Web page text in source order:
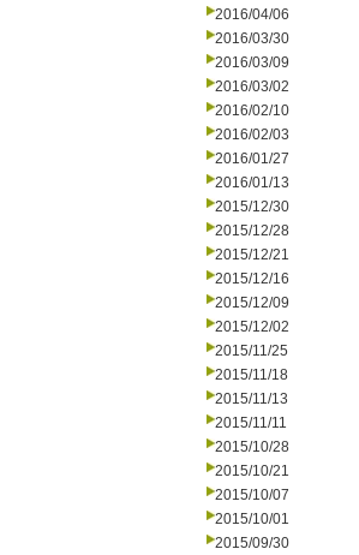
2016/04/06
2016/03/30
2016/03/09
2016/03/02
2016/02/10
2016/02/03
2016/01/27
2016/01/13
2015/12/30
2015/12/28
2015/12/21
2015/12/16
2015/12/09
2015/12/02
2015/11/25
2015/11/18
2015/11/13
2015/11/11
2015/10/28
2015/10/21
2015/10/07
2015/10/01
2015/09/30